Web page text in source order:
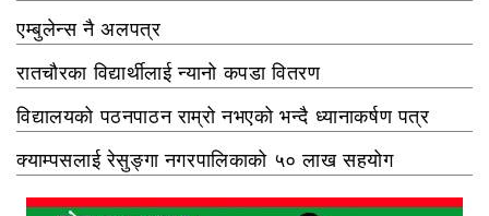
एम्बुलेन्स नै अलपत्र
रातचौरका विद्यार्थीलाई न्यानो कपडा वितरण
विद्यालयको पठनपाठन राम्रो नभएको भन्दै ध्यानाकर्षण पत्र
क्याम्पसलाई रेसुङ्गा नगरपालिकाको ५० लाख सहयोग